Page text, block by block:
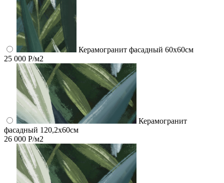
Керамогранит фасадный 60x60см
25 000 Р/м2
Керамогранит
фасадный 120,2x60см
26 000 Р/м2